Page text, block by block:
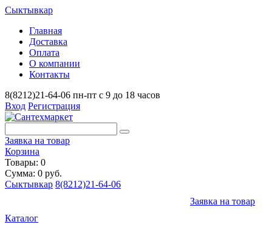
Сыктывкар
Главная
Доставка
Оплата
О компании
Контакты
8(8212)21-64-06 пн-пт с 9 до 18 часов
Вход Регистрация
Заявка на товар
Корзина
Товары: 0
Сумма: 0 руб.
Сыктывкар 8(8212)21-64-06
Заявка на товар
Каталог